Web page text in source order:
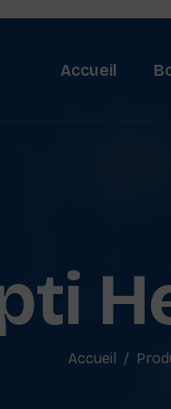
Accueil
Accueil